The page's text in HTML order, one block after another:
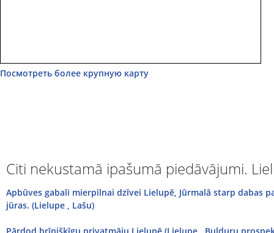
Посмотреть более крупную карту
Citi nekustamā ipašumā piedāvājumi.
Apbūves gabali mierpilnai dzīvei Lielupē, Jūrmalā starp dabas
jūras. (Lielupe , Lašu)